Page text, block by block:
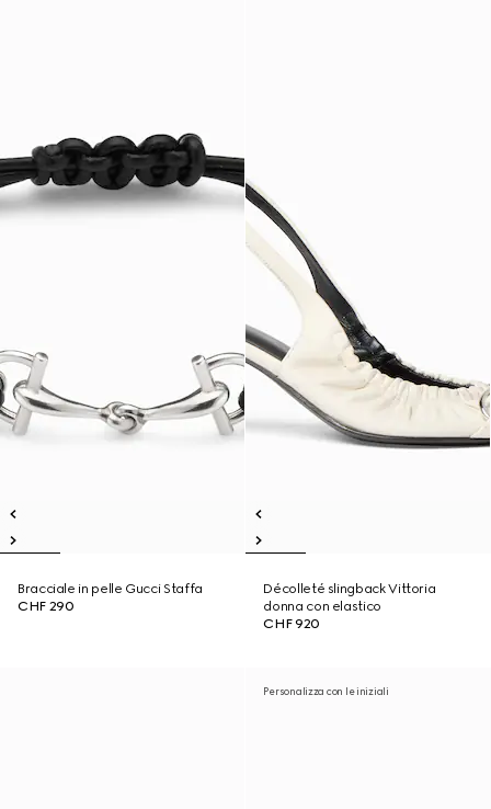
Bracciale in pelle Gucci Staffa
CHF 290
Décolleté slingback Vittoria
donna con elastico
CHF 920
Personalizza con le iniziali